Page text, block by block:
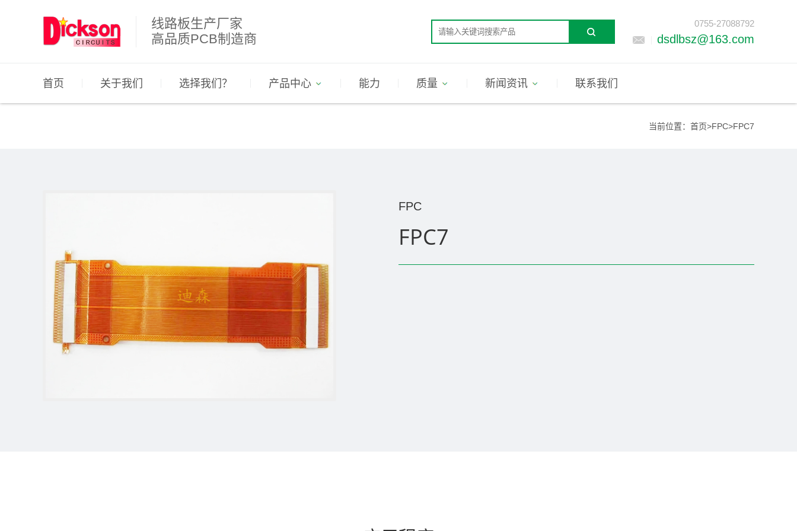
线路板生产厂家
高品质PCB制造商
0755-27088792
dsdlbsz@163.com
首页 关于我们 选择我们？ 产品中心 能力 质量 新闻资讯 联系我们
当前位置： 首页>FPC>FPC7
FPC
FPC7